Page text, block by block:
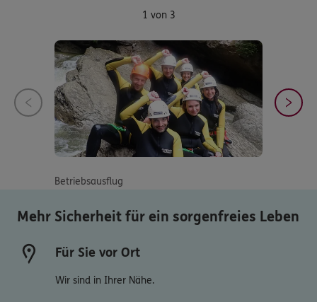
1 von 3
Betriebsausflug
Mehr Sicherheit für ein sorgenfreies Leben
Für Sie vor Ort
Wir sind in Ihrer Nähe.